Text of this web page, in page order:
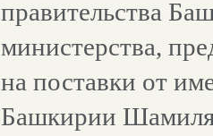
правительства
министерства,
на поставки от
Башкирии